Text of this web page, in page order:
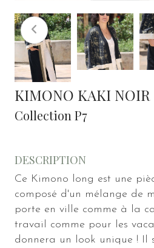
KIMONO KAKI NOIR
Collection P7
DESCRIPTION
Ce Kimono long est une
composé d'un mélange de
porte en ville comme à la
travail comme pour les
donnera un look unique ! Il